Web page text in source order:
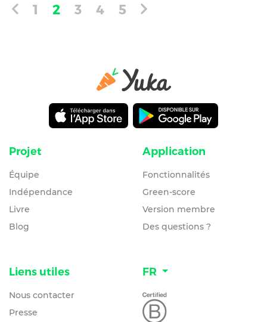
1 2 3 4 5
Projet
Équipe
Indépendance
Livre
Blog
Application
Fonctionnalités
Green-score
Version membre
Des questions ?
Liens utiles
Nous contacter
Presse
FR